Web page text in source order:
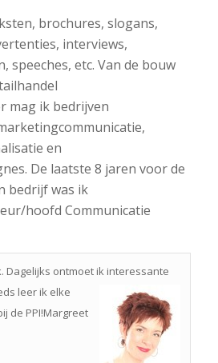
brochures, slogans,
interviews,
speeches, etc. Van de bouw
mag ik bedrijven
en
De laatste 8 jaren voor de
bedrijf was ik
hoofd Communicatie
Dagelijks ontmoet ik interessante
leer ik elke
de PPI!Margreet